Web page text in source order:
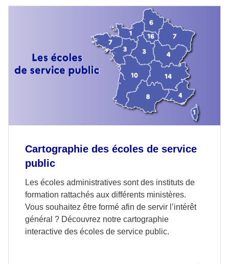
Cartographie des écoles de service
public
Les écoles administratives sont des instituts de
formation rattachés aux différents ministères.
Vous souhaitez être formé afin de servir l’intérêt
général ? Découvrez notre cartographie
interactive des écoles de service public.